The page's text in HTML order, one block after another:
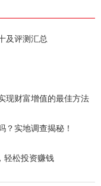
及评测汇总
现财富增值的最佳方法
？实地调查揭秘！
轻松投资赚钱